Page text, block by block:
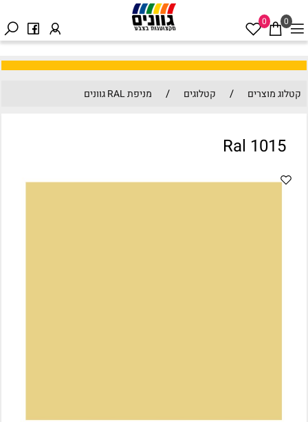
0
0
קטלוג מוצרים / קטלוגים / מניפת RAL גוונים
Ral 1015